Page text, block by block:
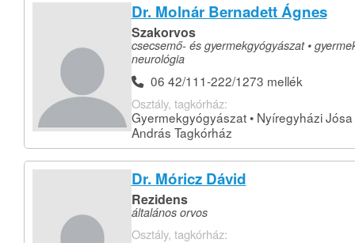
Dr. Molnár Bernadett Ágnes
Szakorvos
csecsemő- és gyermekgyógyászat •
neurológia
06 42/111-222/1273 mellék
Osztály, tagkórház:
Gyermekgyógyászat • Nyíregyházi Jósa
András Tagkórház
Dr. Móricz Dávid
Rezidens
általános orvos
Osztály, tagkórház: